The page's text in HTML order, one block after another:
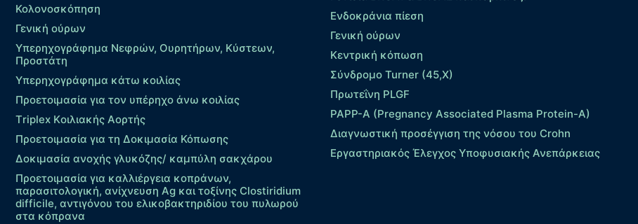
Κολονοσκόπηση
Γενική ούρων
Υπερηχογράφημα Νεφρών, Ουρητήρων, Κύστεων,
Προστάτη
Υπερηχογράφημα κάτω κοιλίας
Προετοιμασία για τον υπέρηχο άνω κοιλίας
Τriplex Kοιλιακής Αορτής
Προετοιμασία για τη Δοκιμασία Κόπωσης
Δοκιμασία ανοχής γλυκόζης/ καμπύλη σακχάρου
Προετοιμασία για καλλιέργεια κοπράνων,
παρασιτολογική, ανίχνευση Ag και τοξίνης Clostiridium
difficile, αντιγόνου του ελικοβακτηριδίου του πυλωρού
στα κόπρανα
Ενδοκράνια πίεση
Γενική ούρων
Κεντρική κόπωση
Σύνδρομο Turner (45,X)
Πρωτεΐνη PLGF
PAPP-A (Pregnancy Associated Plasma Protein-A)
Διαγνωστική προσέγγιση της νόσου του Crohn
Εργαστηριακός Έλεγχος Υποφυσιακής Ανεπάρκειας